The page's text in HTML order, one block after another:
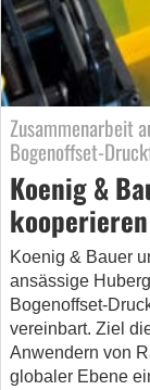
Zusammenarbeit
Bogenoffset-
Koenig &
kooperieren
Koenig & Bauer
ansässige
Bogenoffset-
vereinbart. Ziel
Anwendern von
globaler Ebene